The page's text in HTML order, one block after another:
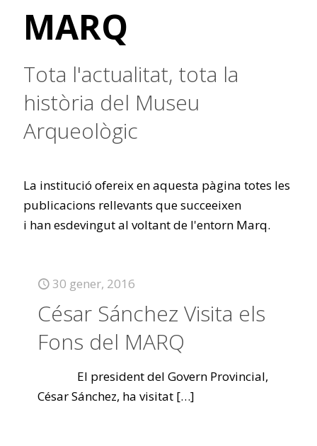
MARQ
Tota l'actualitat, tota la
història del Museu
Arqueològic
La institució ofereix en aquesta pàgina totes les
publicacions rellevants que succeeixen
i han esdevingut al voltant de l'entorn Marq.
30 gener, 2016
César Sánchez Visita els
Fons del MARQ
El president del Govern Provincial,
César Sánchez, ha visitat […]